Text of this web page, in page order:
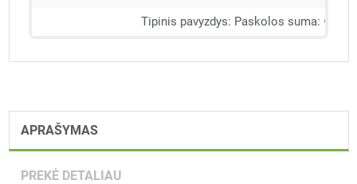
APRAŠYMAS
PREKĖ DETALIAU